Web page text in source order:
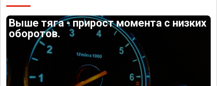
Выше тяга - прирост момента с низких
оборотов.